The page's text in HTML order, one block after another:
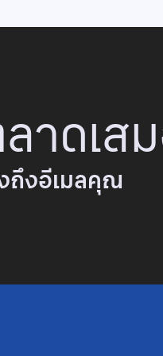
าดเส
ถึงอีเมลคุณ